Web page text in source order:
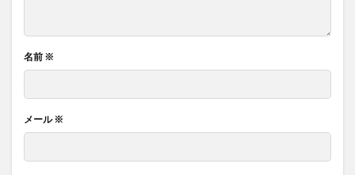
名前 ※
メール※